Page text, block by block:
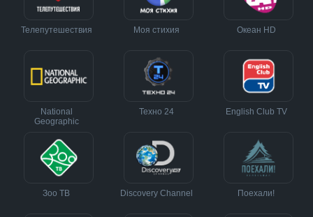
Телепутешествия Моя стихия Океан HD
National
Geographic
Техно 24 English Club TV
Зоо ТВ Discovery Channel Поехали!